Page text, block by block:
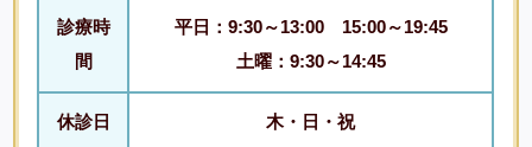
診療時
間
平日：9:30～13:00 15:00～19:45
土曜：9:30～14:45
休診日 木・日・祝